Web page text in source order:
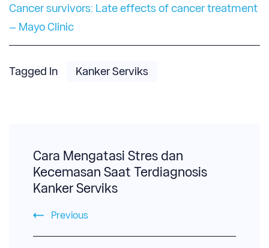
Cancer survivors: Late effects of cancer treatment
– Mayo Clinic
Tagged In Kanker Serviks
Navigation
Cara Mengatasi Stres dan
Kecemasan Saat Terdiagnosis
Kanker Serviks
Previous